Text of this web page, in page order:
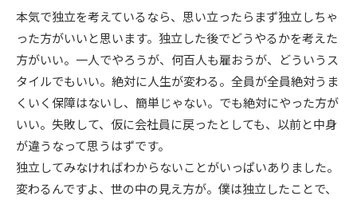
本気で独立を考えているなら、思い立ったらまず独立しちゃ
った方がいいと思います。独立した後でどうやるかを考えた
方がいい。一人でやろうが、何百人も雇おうが、どういうス
タイルでもいい。絶対に人生が変わる。全員が全員絶対うま
くいく保障はないし、簡単じゃない。でも絶対にやった方が
いい。失敗して、仮に会社員に戻ったとしても、以前と中身
が違うなって思うはずです。
独立してみなければわからないことがいっぱいありました。
変わるんですよ、世の中の見え方が。僕は独立したことで、